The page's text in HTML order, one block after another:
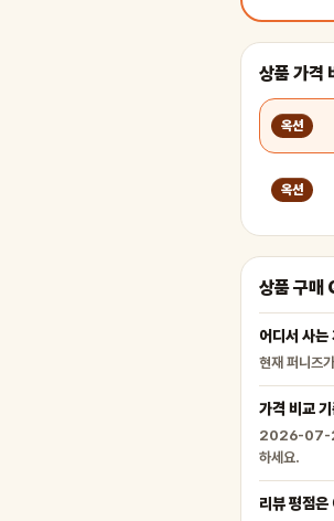
상품 가격
옥션
옥션
상품 구매
어디서 사는
현재 퍼니즈
가격 비교
2026-07-27
하세요.
리뷰 평점은